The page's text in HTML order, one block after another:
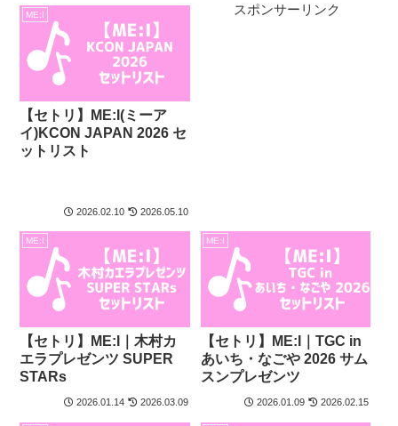
ME:I
【セトリ】ME:I(ミーア
イ)KCON JAPAN 2026 セ
ットリスト
2026.02.10 2026.05.10
スポンサーリンク
ME:I
【セトリ】ME:I｜木村カ
エラプレゼンツ SUPER
STARs
2026.01.14 2026.03.09
ME:I
【セトリ】ME:I｜TGC in
あいち・なごや 2026 サム
スンプレゼンツ
2026.01.09 2026.02.15